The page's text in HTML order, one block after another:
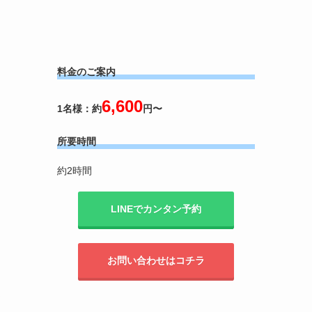
料金のご案内
1名様：約6,600円〜
所要時間
約2時間
LINEでカンタン予約
お問い合わせはコチラ